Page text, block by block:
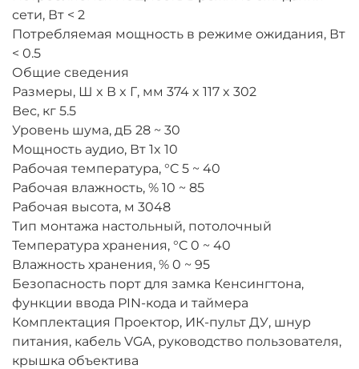
сети, Вт < 2
Потребляемая мощность в режиме ожидания, Вт
< 0.5
Общие сведения
Размеры, Ш x В x Г, мм 374 x 117 x 302
Вес, кг 5.5
Уровень шума, дБ 28 ~ 30
Мощность аудио, Вт 1x 10
Рабочая температура, °C 5 ~ 40
Рабочая влажность, % 10 ~ 85
Рабочая высота, м 3048
Тип монтажа настольный, потолочный
Температура хранения, °C 0 ~ 40
Влажность хранения, % 0 ~ 95
Безопасность порт для замка Кенсингтона,
функции ввода PIN-кода и таймера
Комплектация Проектор, ИК-пульт ДУ, шнур
питания, кабель VGA, руководство пользователя,
крышка объектива